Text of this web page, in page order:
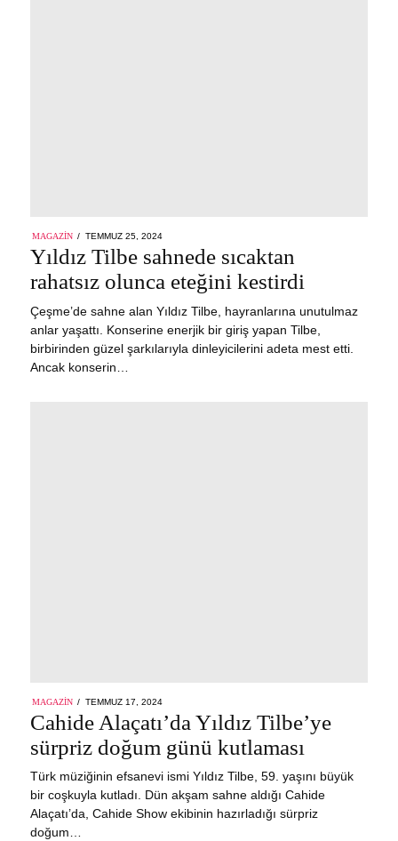
MAGAZIN
POSTED
ON
TEMMUZ 25, 2024
25,
2024
Yıldız Tilbe sahnede sıcaktan
rahatsız olunca eteğini kestirdi
Çeşme’de sahne alan Yıldız Tilbe, hayranlarına unutulmaz
anlar yaşattı. Konserine enerjik bir giriş yapan Tilbe,
birbirinden güzel şarkılarıyla dinleyicilerini adeta mest etti.
Ancak konserin…
MAGAZIN
POSTED
ON
TEMMUZ 17, 2024
Cahide Alaçatı’da Yıldız Tilbe’ye
sürpriz doğum günü kutlaması
Türk müziğinin efsanevi ismi Yıldız Tilbe, 59. yaşını büyük
bir coşkuyla kutladı. Dün akşam sahne aldığı Cahide
Alaçatı’da, Cahide Show ekibinin hazırladığı sürpriz
doğum…